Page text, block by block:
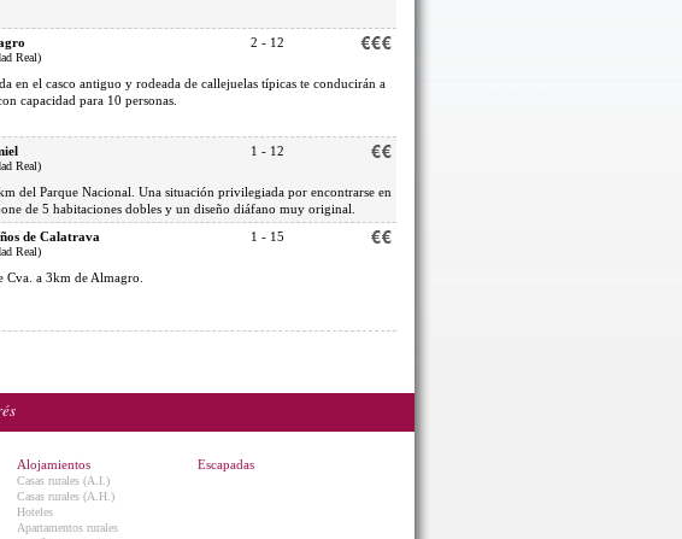
Real)
2 - 12
en el casco antiguo y rodeada de callejuelas típicas te conducirán a
capacidad para 10 personas.
Real)
1 - 12
del Parque Nacional. Una situación privilegiada por encontrarse en
de 5 habitaciones dobles y un diseño diáfano muy original.
de Calatrava
Real)
1 - 15
Cva. a 3km de Almagro.
Alojamientos
Casas rurales (A.I.)
Casas rurales (A.H.)
Hoteles
Apartamentos rurales
Escapadas